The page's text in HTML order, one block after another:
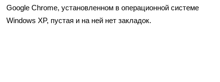
Google Chrome, установленном в операционной системе
Windows XP, пустая и на ней нет закладок.